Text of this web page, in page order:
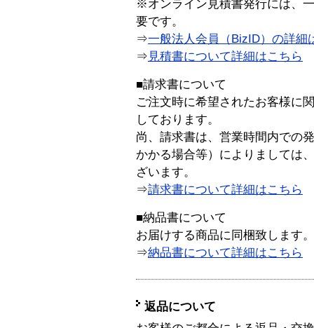
※オンライン見積書発行には、
要です。
⇒一般法人会員（BizID）の詳細
⇒ 見積書について詳細はこちら
■請求書について
ご注文時に希望されたお客様に
しております。
尚、請求書は、営業時間内での
かかる場合等）によりましては
ざいます。
⇒請求書について詳細はこちら
■納品書について
お届けする商品に同梱致します。
⇒納品書について詳細はこちら
返品について